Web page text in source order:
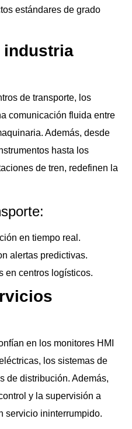
estándares de grado
industria
de transporte, los
comunicación fluida entre
Además, desde
hasta los
de tren, redefinen la
en tiempo real.
alertas predictivas.
en centros logísticos.
en los monitores HMI
los sistemas de
de distribución. Además,
y la supervisión a
servicio ininterrumpido.